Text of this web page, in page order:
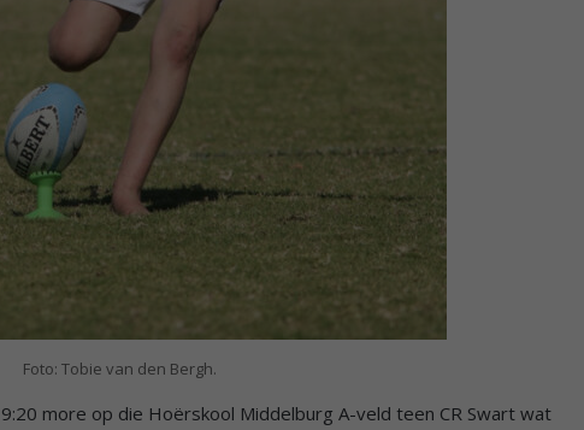
Foto: Tobie van den Bergh.
more op die Hoërskool Middelburg A-veld teen CR Swart wat